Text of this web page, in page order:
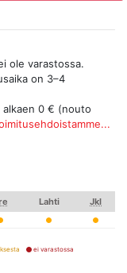
ole varastossa.
on 3–4
0 € (nouto
Lahti Jkl
ei varastossa